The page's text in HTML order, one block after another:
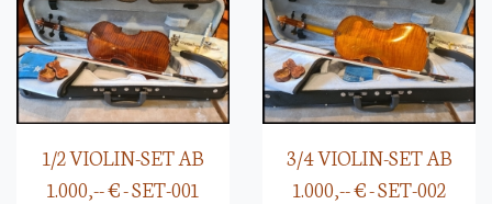
1/2 VIOLIN-SET AB
1.000,-- € - SET-001
3/4 VIOLIN-SET AB
1.000,-- € - SET-002